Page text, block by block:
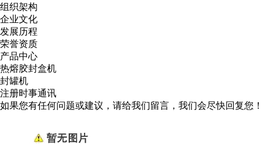
组织架构
企业文化
发展历程
荣誉资质
产品中心
热熔胶封盒机
封罐机
注册时事通讯
如果您有任何问题或建议，请给我们留言，我们会尽快回复您！